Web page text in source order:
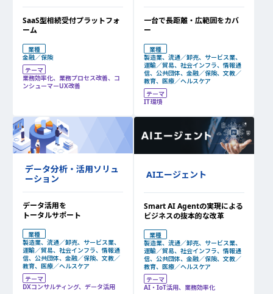
SaaS型相続受付プラットフォ
ーム
業種
金融／保険
テーマ
業務効率化、業務プロセス改善、コ
ンシューマーUX改善
一台で長距離・広範囲をカバ
ー
業種
製造業、流通／卸売、サービス業、
運輸／貿易、社会インフラ、情報通
信、公共団体、金融／保険、文教／
教育、医療／ヘルスケア
テーマ
IT環境
データ分析・活用ソリュ
ーション
データ活用を
トータルサポート
業種
製造業、流通／卸売、サービス業、
運輸／貿易、社会インフラ、情報通
信、公共団体、金融／保険、文教／
教育、医療／ヘルスケア
テーマ
DXコンサルティング、データ活用
AIエージェント
Smart AI Agentの実現による
ビジネスの抜本的な改革
業種
製造業、流通／卸売、サービス業、
運輸／貿易、社会インフラ、情報通
信、公共団体、金融／保険、文教／
教育、医療／ヘルスケア
テーマ
AI・IoT活用、業務効率化